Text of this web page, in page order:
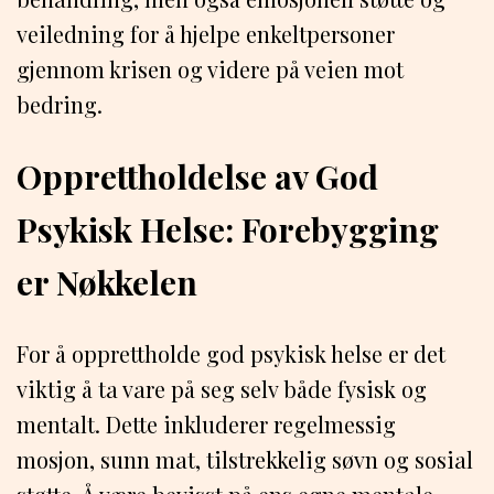
veiledning for å hjelpe enkeltpersoner
gjennom krisen og videre på veien mot
bedring.
Opprettholdelse av God
Psykisk Helse: Forebygging
er Nøkkelen
For å opprettholde god psykisk helse er det
viktig å ta vare på seg selv både fysisk og
mentalt. Dette inkluderer regelmessig
mosjon, sunn mat, tilstrekkelig søvn og sosial